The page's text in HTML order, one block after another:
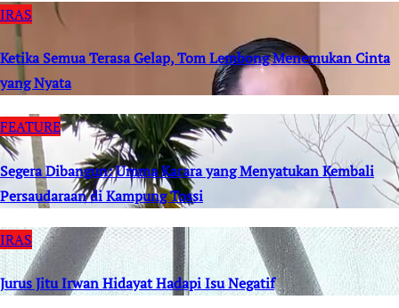
IRAS
Ketika Semua Terasa Gelap, Tom Lembong Menemukan Cinta
yang Nyata
FEATURE
Segera Dibangun: Umma Karara yang Menyatukan Kembali
Persaudaraan di Kampung Tossi
IRAS
Jurus Jitu Irwan Hidayat Hadapi Isu Negatif